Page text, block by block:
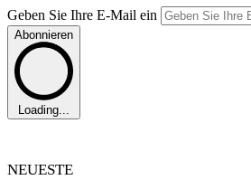
Geben Sie Ihre E-Mail ein
Abonnieren
Loading...
NEUESTE